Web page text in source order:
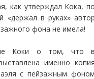
как утверждал Кока,
«держал в руках»
фона не имела!
Коки о том, что
именно
с пейзажным